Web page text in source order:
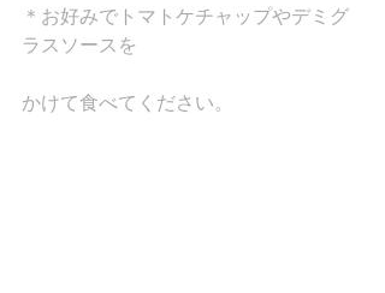
＊お好みでトマトケチャップやデミグ
ラスソースを
かけて食べてください。